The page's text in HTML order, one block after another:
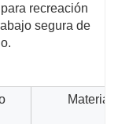
recreación
segura de
Material